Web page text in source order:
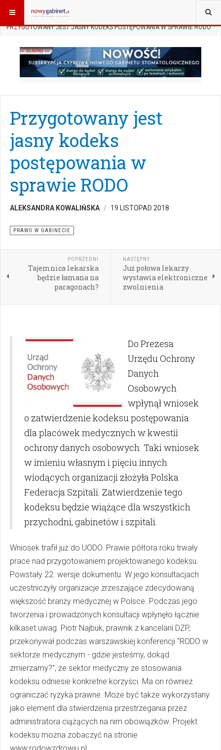
JESTEŚ TUTAJ: START
PRZYGOTOWANY JEST JASNY KODEKS POSTĘPOWANIA W SPRAWIE RODO
Przygotowany jest
jasny kodeks
postępowania w
sprawie RODO
ALEKSANDRA KOWALIŃSKA 19 LISTOPAD 2018
PRAWO W GABINECIE
POPRZEDNI
Tajemnica lekarska
będzie łamana na
paragonach?
NASTĘPNY
Już połowa lekarzy
wystawia elektroniczne
zwolnienia
Do Prezesa
Urzędu Ochrony
Danych
Osobowych
wpłynął wniosek
o zatwierdzenie kodeksu postępowania
dla placówek medycznych w kwestii
ochrony danych osobowych. Taki wniosek
w imieniu własnym i pięciu innych
wiodących organizacji złożyła Polska
Federacja Szpitali. Zatwierdzenie tego
kodeksu będzie wiążące dla wszystkich
przychodni, gabinetów i szpitali.
Wniosek trafił już do UODO. Prawie półtora roku trwały
prace nad przygotowaniem projektowanego kodeksu.
Powstały 22. wersje dokumentu. W jego konsultacjach
uczestniczyły organizacje zrzeszające zdecydowaną
większość branży medycznej w Polsce. Podczas jego
tworzenia i prowadzonych konsultacji wpłynęło łącznie
kilkaset uwag. Piotr Najbuk, prawnik z kancelarii DZP,
przekonywał podczas warszawskiej konferencji "RODO w
sektorze medycznym - gdzie jesteśmy, dokąd
zmierzamy?", że sektor medyczny ze stosowania
kodeksu odniesie konkretne korzyści. Ma on również
ograniczać ryzyka prawne. Może być także wykorzystany
jako element dla stwierdzenia przestrzegania przez
administratora ciążących na nim obowiązków. Projekt
kodeksu można zobaczyć na stronie